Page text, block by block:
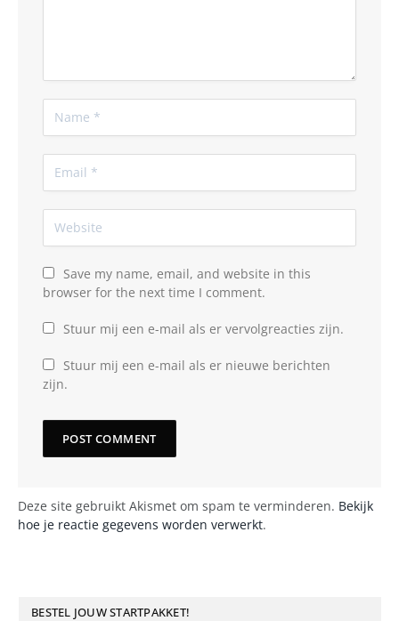
Save my name, email, and website in this
browser for the next time I comment.
Stuur mij een e-mail als er vervolgreacties zijn.
Stuur mij een e-mail als er nieuwe berichten
zijn.
Deze site gebruikt Akismet om spam te verminderen. Bekijk
hoe je reactie gegevens worden verwerkt.
BESTEL JOUW STARTPAKKET!